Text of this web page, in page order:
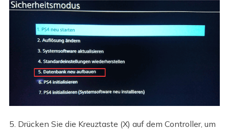
5. Drücken Sie die Kreuztaste (X) auf dem Controller, um